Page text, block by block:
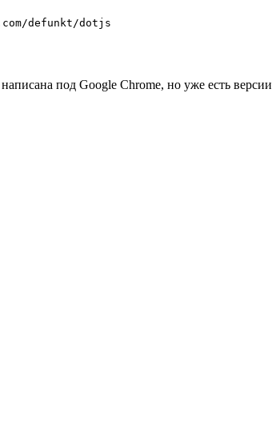
defunkt/dotjs
под Google Chrome, но уже есть версии